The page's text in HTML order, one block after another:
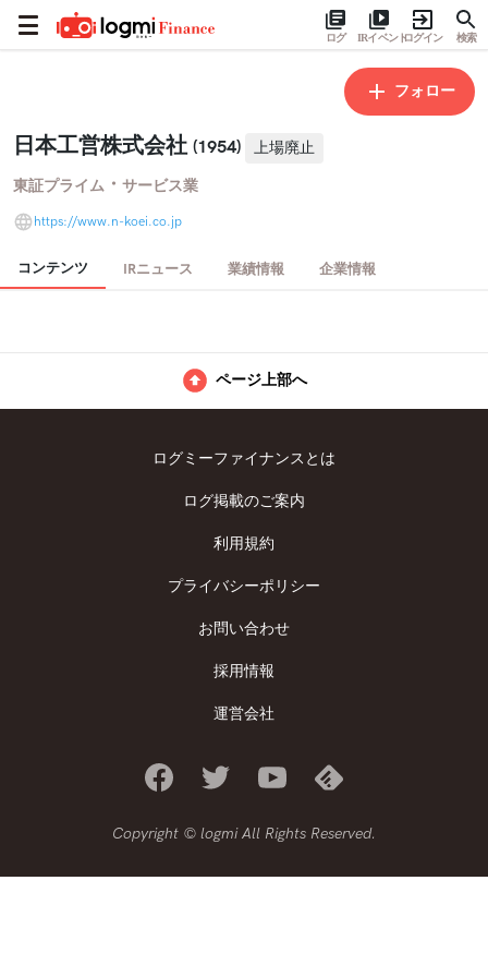
ログ IRイベントログイン 検索
フォロー
日本工営株式会社 (1954) 上場廃止
東証プライム ・ サービス業
https://www.n-koei.co.jp
コンテンツ IRニュース 業績情報 企業情報
ページ上部へ
ログミーファイナンスとは
ログ掲載のご案内
利用規約
プライバシーポリシー
お問い合わせ
採用情報
運営会社
Copyright © logmi All Rights Reserved.